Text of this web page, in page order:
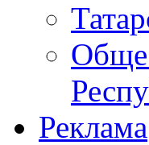
Реклама